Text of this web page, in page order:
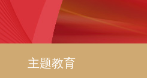
主题教育